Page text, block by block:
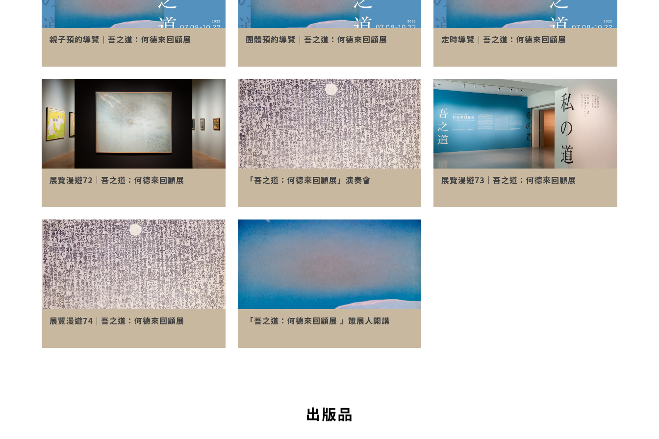
親子預約導覽｜吾之道：何德來回顧展 團體預約導覽│吾之道：何德來回顧展 定時導覽│吾之道：何德來回顧展
展覽漫遊72｜吾之道：何德來回顧展 「吾之道：何德來回顧展」演奏會 展覽漫遊73｜吾之道：何德來回顧展
展覽漫遊74｜吾之道：何德來回顧展 「吾之道：何德來回顧展 」策展人開講
出版品